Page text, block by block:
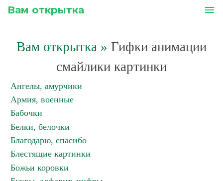
Вам открытка menu
Вам открытка » Гифки анимации
смайлики картинки
Ангелы, амурчики
Армия, военные
Бабочки
Белки, белочки
Благодарю, спасибо
Блестящие картинки
Божьи коровки